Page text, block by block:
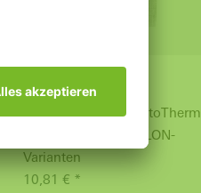
Filtervlies
Filterklasse G3,
Lüftungssystem VentoTherm
Standard, Comfort, LON-
Varianten
10,81 € *